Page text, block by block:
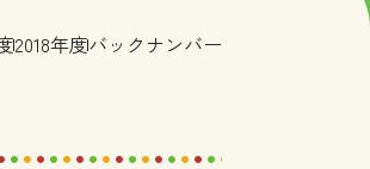
2018年度バックナンバー